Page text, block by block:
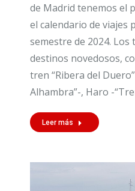
de Madrid tenemos el
el calendario de viajes
semestre de 2024. Los
destinos novedosos,
tren “Ribera del
Alhambra”-, Haro -
Leer más